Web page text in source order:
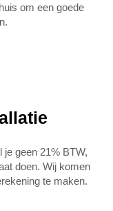
om een goede
je geen 21% BTW,
doen. Wij komen
te maken.